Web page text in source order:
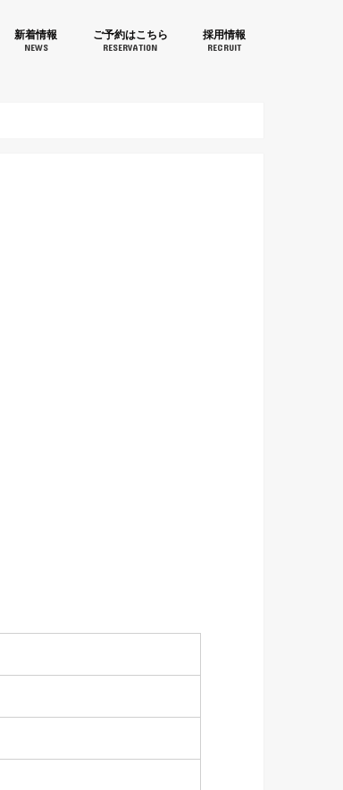
桃丸ジャパン)鐘ヶ
新着情報
NEWS
ご予約はこちら
RESERVATION
採用情報
RECRUIT